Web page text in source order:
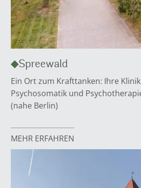
Spreewald
Ein Ort zum Krafttanken: Ihre
Psychosomatik und
(nahe Berlin)
MEHR ERFAHREN